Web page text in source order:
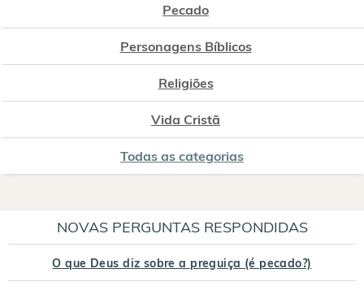
Pecado
Personagens Bíblicos
Religiões
Vida Cristã
Todas as categorias
NOVAS PERGUNTAS RESPONDIDAS
O que Deus diz sobre a preguiça (é pecado?)